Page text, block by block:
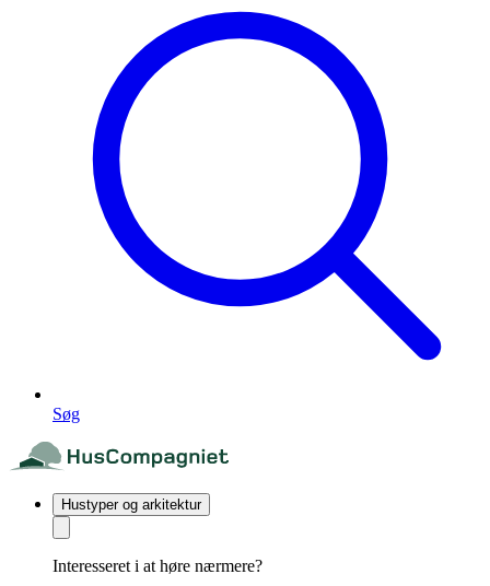
Søg
Hustyper og arkitektur
Interesseret i at høre nærmere?